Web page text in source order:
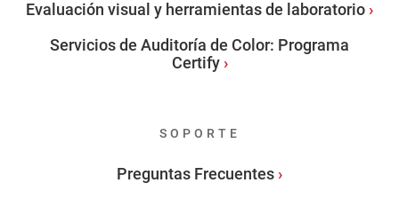
Evaluación visual y herramientas de laboratorio
Servicios de Auditoría de Color: Programa
Certify
SOPORTE
Preguntas Frecuentes